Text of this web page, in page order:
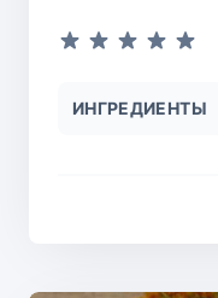
ИНГРЕДИЕНТЫ